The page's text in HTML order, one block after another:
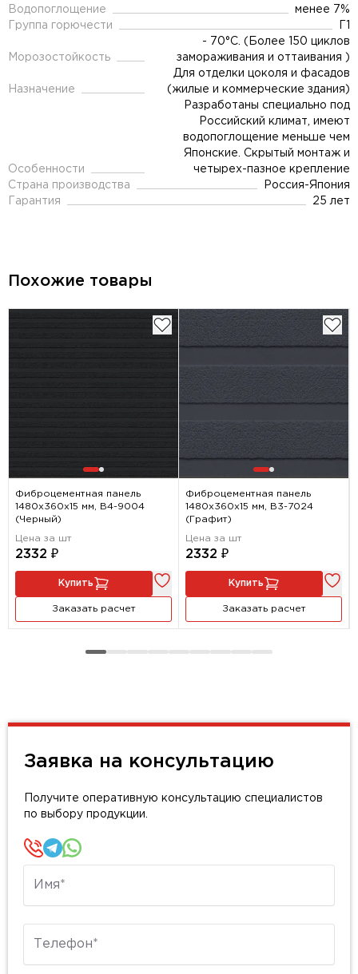
Водопоглощение
менее 7%
Группа горючести
Морозостойкость
- 70°C. (Более 150 циклов
замораживания и оттаивания )
Назначение
Для отделки цоколя и фасадов
(жилые и коммерческие здания)
Особенности
Разработаны специально под
Российский климат, имеют
водопоглощение меньше чем
Японские. Скрытый монтаж и
четырех-пазное крепление
Страна производства
Россия-Япония
Гарантия
25 лет
Похожие товары
Фиброцементная панель
1480х360х15 мм, B4-9004
(Черный)
Цена за шт
2332 ₽
Купить
Заказать расчет
Фиброцементная панель
1480х360х15 мм, B3-7024
(Графит)
Цена за шт
2332 ₽
Купить
Заказать расчет
Заявка на консультацию
Получите оперативную консультацию специалистов
по выбору продукции.